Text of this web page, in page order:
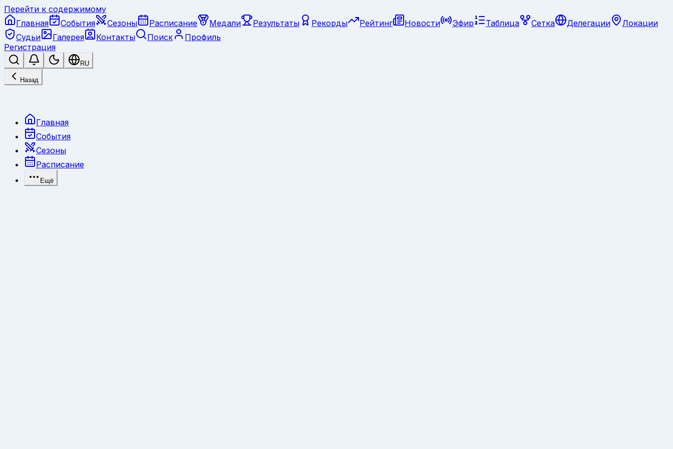
Перейти к содержимому
Главная
События Сезоны Расписание Медали Результаты Рекорды Рейтинг Новости Эфир Таблица Сетка Делегации
Локации
Судьи
Галерея Контакты Поиск
Профиль
Регистрация
RU
Назад
Главная
События
Сезоны
Расписание
Ещё